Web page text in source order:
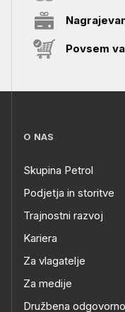
Povsem
O NAS
Skupina Petrol
Podjetja in storitve
Trajnostni razvoj
Kariera
Za vlagatelje
Za medije
Družbena